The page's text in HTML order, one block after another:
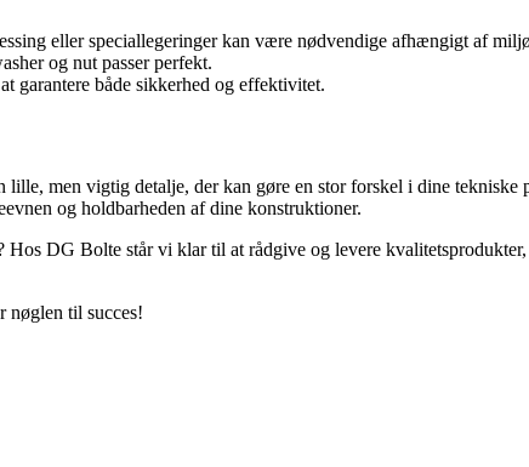
eller speciallegeringer kan være nødvendige afhængigt af
og nut passer perfekt.
garantere både sikkerhed og effektivitet.
lille, men vigtig detalje, der kan gøre en stor forskel i dine
og holdbarheden af dine konstruktioner.
DG Bolte står vi klar til at rådgive og levere
nøglen til succes!